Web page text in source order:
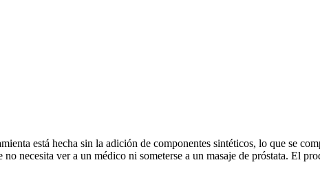
está hecha sin la adición de componentes sintéticos, lo que se
necesita ver a un médico ni someterse a un masaje de próstata. El